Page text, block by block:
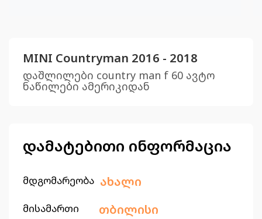
MINI Countryman 2016 - 2018
დაშლილები country man f 60 ავტო
ნაწილები ამერიკიდან
დამატებითი ინფორმაცია
მდგომარეობა ახალი
მისამართი თბილისი